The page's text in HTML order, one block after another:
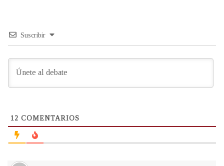
Suscribir
12 COMENTARIOS